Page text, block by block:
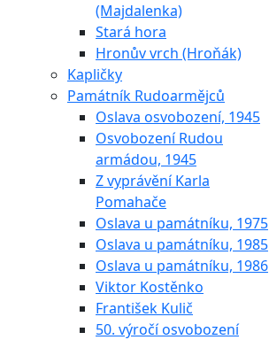
(Majdalenka)
Stará hora
Hronův vrch (Hroňák)
Kapličky
Památník Rudoarmějců
Oslava osvobození, 1945
Osvobození Rudou
armádou, 1945
Z vyprávění Karla
Pomahače
Oslava u památníku, 1975
Oslava u památníku, 1985
Oslava u památníku, 1986
Viktor Kostěnko
František Kulič
50. výročí osvobození